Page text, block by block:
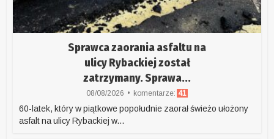
Sprawca zaorania asfaltu na
ulicy Rybackiej został
zatrzymany. Sprawa...
08/08/2026 komentarze: 41
60-latek, który w piątkowe popołudnie zaorał świeżo ułożony
asfalt na ulicy Rybackiej w...